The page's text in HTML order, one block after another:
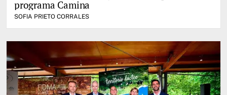
programa Camina
SOFIA PRIETO CORRALES